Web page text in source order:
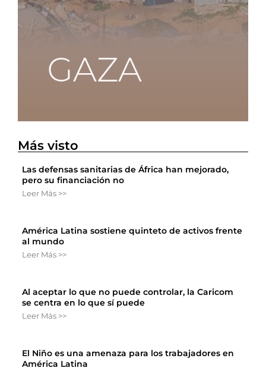
Más visto
Las defensas sanitarias de África han mejorado,
pero su financiación no
Leer Más >>
América Latina sostiene quinteto de activos frente
al mundo
Leer Más >>
Al aceptar lo que no puede controlar, la Caricom
se centra en lo que sí puede
Leer Más >>
El Niño es una amenaza para los trabajadores en
América Latina